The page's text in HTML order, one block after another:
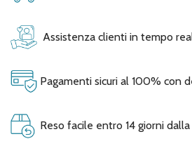
Assistenza clienti in tempo
Pagamenti sicuri al 100% con
Reso facile entro 14 giorni